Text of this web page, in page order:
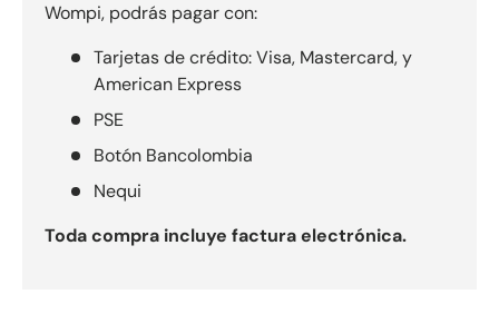
Wompi, podrás pagar con:
Tarjetas de crédito: Visa, Mastercard, y
American Express
PSE
Botón Bancolombia
Nequi
Toda compra incluye factura electrónica.